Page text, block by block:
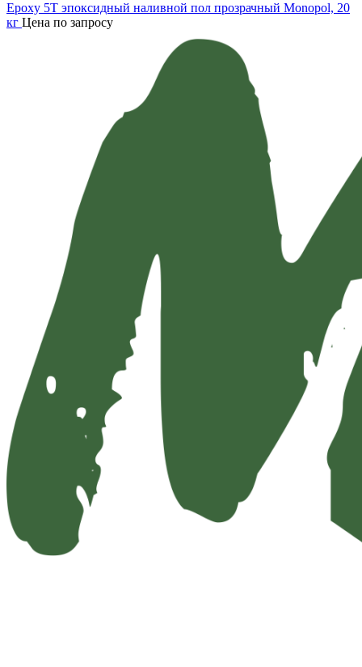
Epoxy 5T эпоксидный наливной пол прозрачный Monopol, 20
кг Цена по запросу